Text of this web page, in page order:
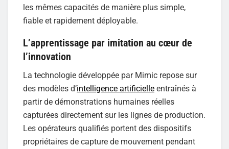
les mêmes capacités de manière plus simple,
fiable et rapidement déployable.
L’apprentissage par imitation au cœur de
l’innovation
La technologie développée par Mimic repose sur
des modèles d’intelligence artificielle entraînés à
partir de démonstrations humaines réelles
capturées directement sur les lignes de production.
Les opérateurs qualifiés portent des dispositifs
propriétaires de capture de mouvement pendant